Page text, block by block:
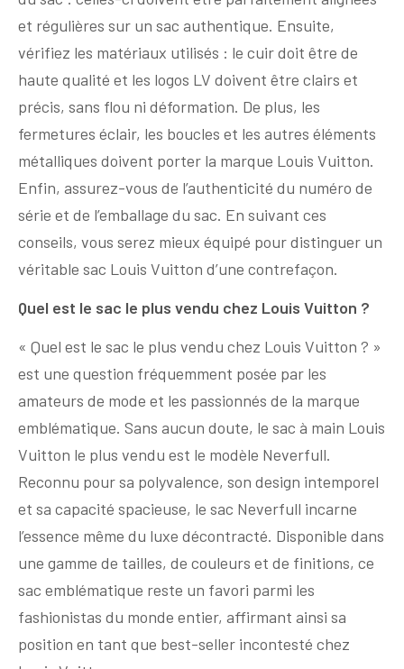
et régulières sur un sac authentique. Ensuite,
vérifiez les matériaux utilisés : le cuir doit être de
haute qualité et les logos LV doivent être clairs et
précis, sans flou ni déformation. De plus, les
fermetures éclair, les boucles et les autres éléments
métalliques doivent porter la marque Louis Vuitton.
Enfin, assurez-vous de l’authenticité du numéro de
série et de l’emballage du sac. En suivant ces
conseils, vous serez mieux équipé pour distinguer un
véritable sac Louis Vuitton d’une contrefaçon.
Quel est le sac le plus vendu chez Louis Vuitton ?
« Quel est le sac le plus vendu chez Louis Vuitton ? »
est une question fréquemment posée par les
amateurs de mode et les passionnés de la marque
emblématique. Sans aucun doute, le sac à main Louis
Vuitton le plus vendu est le modèle Neverfull.
Reconnu pour sa polyvalence, son design intemporel
et sa capacité spacieuse, le sac Neverfull incarne
l’essence même du luxe décontracté. Disponible dans
une gamme de tailles, de couleurs et de finitions, ce
sac emblématique reste un favori parmi les
fashionistas du monde entier, affirmant ainsi sa
position en tant que best-seller incontesté chez